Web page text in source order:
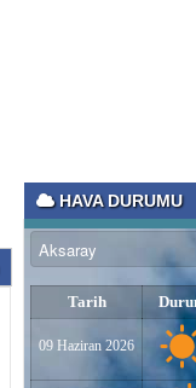
HAVA DURUMU
Tarih
09 Haziran 2026